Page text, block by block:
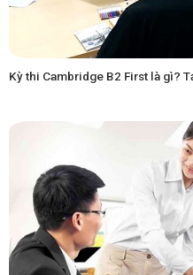
Kỳ thi Cambridge B2 First là gì?